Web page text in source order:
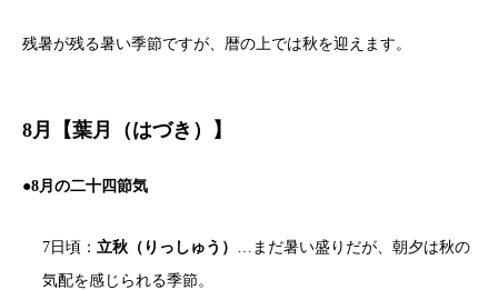
残暑が残る暑い季節ですが、暦の上では秋を迎えます。
8月【葉月（はづき）】
●8月の二十四節気
7日頃：立秋（りっしゅう）
…まだ暑い盛りだが、朝夕は秋の
気配を感じられる季節。